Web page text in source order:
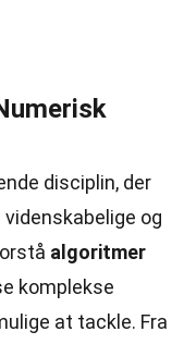
disciplin, der
og
algoritmer
komplekse
at tackle. Fra